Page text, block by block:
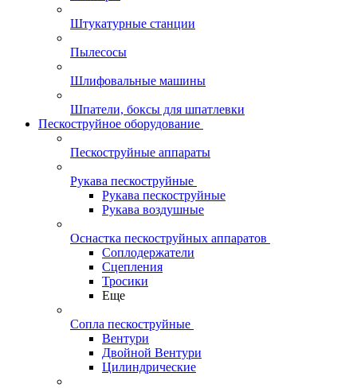
Штукатурные станции
Пылесосы
Шлифовальные машины
Шпатели, боксы для шпатлевки
Пескоструйное оборудование
Пескоструйные аппараты
Рукава пескоструйные
Рукава пескоструйные
Рукава воздушные
Оснастка пескоструйных аппаратов
Соплодержатели
Сцепления
Тросики
Еще
Сопла пескоструйные
Вентури
Двойной Вентури
Цилиндрические